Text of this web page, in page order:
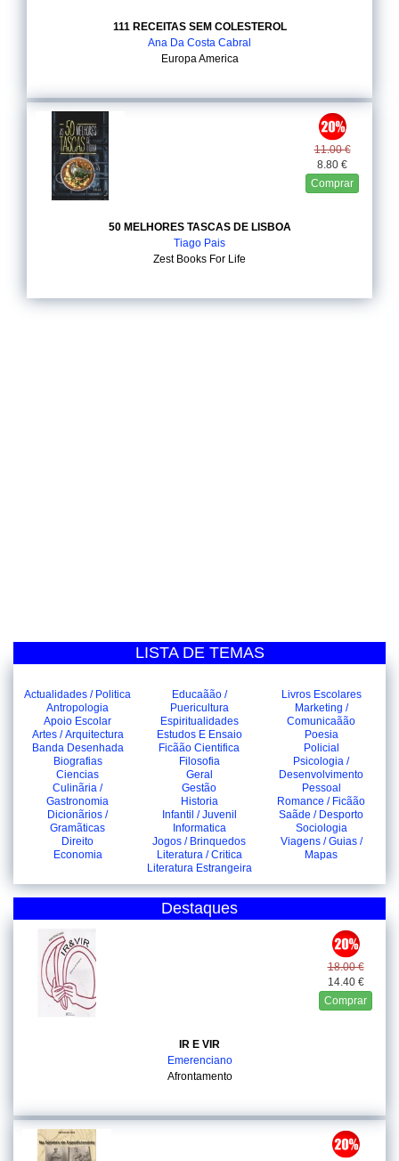
111 RECEITAS SEM COLESTEROL
Ana Da Costa Cabral
Europa America
11.00 €
8.80 €
Comprar
50 MELHORES TASCAS DE LISBOA
Tiago Pais
Zest Books For Life
LISTA DE TEMAS
Actualidades / Politica
Antropologia
Apoio Escolar
Artes / Arquitectura
Banda Desenhada
Biografias
Ciencias
Culinãria /
Gastronomia
Dicionãrios /
Gramãticas
Direito
Economia
Educaãão /
Puericultura
Espiritualidades
Estudos E Ensaio
Ficãão Cientifica
Filosofia
Geral
Gestão
Historia
Infantil / Juvenil
Informatica
Jogos / Brinquedos
Literatura / Critica
Literatura Estrangeira
Livros Escolares
Marketing /
Comunicaãão
Poesia
Policial
Psicologia /
Desenvolvimento
Pessoal
Romance / Ficãão
Saãde / Desporto
Sociologia
Viagens / Guias /
Mapas
Destaques
18.00 €
14.40 €
Comprar
IR E VIR
Emerenciano
Afrontamento